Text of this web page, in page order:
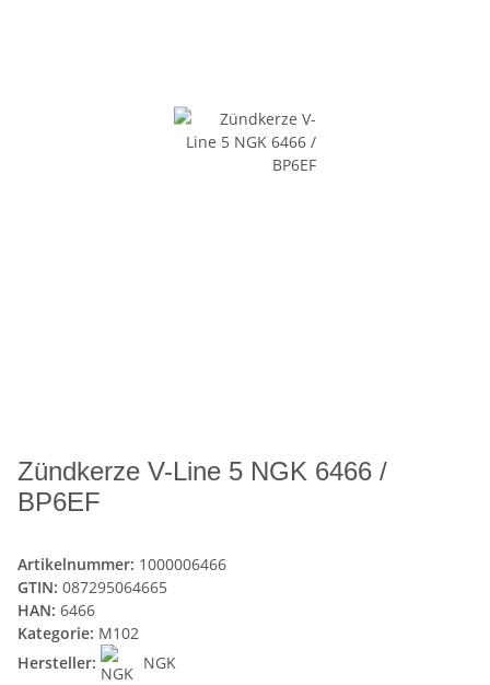
Zündkerze V-Line 5 NGK 6466 /
BP6EF
Artikelnummer: 1000006466
GTIN: 087295064665
HAN: 6466
Kategorie: M102
Hersteller:
NGK